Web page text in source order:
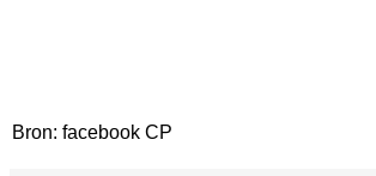
Bron: facebook CP